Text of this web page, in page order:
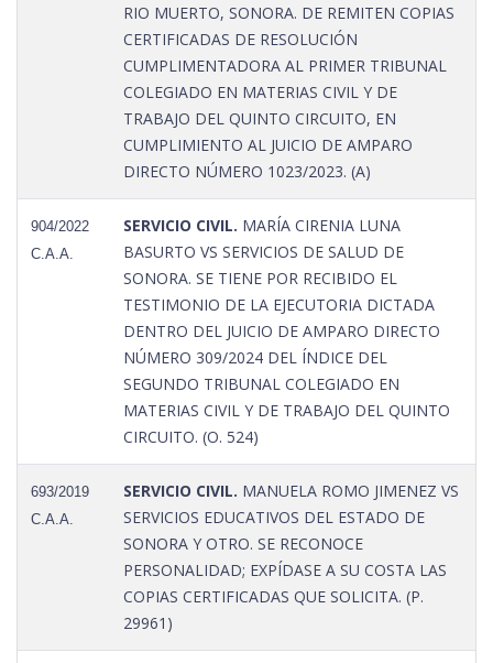
RIO MUERTO, SONORA. DE REMITEN COPIAS
CERTIFICADAS DE RESOLUCIÓN
CUMPLIMENTADORA AL PRIMER TRIBUNAL
COLEGIADO EN MATERIAS CIVIL Y DE
TRABAJO DEL QUINTO CIRCUITO, EN
CUMPLIMIENTO AL JUICIO DE AMPARO
DIRECTO NÚMERO 1023/2023. (A)
904/2022
C.A.A.
SERVICIO CIVIL. MARÍA CIRENIA LUNA
BASURTO VS SERVICIOS DE SALUD DE
SONORA. SE TIENE POR RECIBIDO EL
TESTIMONIO DE LA EJECUTORIA DICTADA
DENTRO DEL JUICIO DE AMPARO DIRECTO
NÚMERO 309/2024 DEL ÍNDICE DEL
SEGUNDO TRIBUNAL COLEGIADO EN
MATERIAS CIVIL Y DE TRABAJO DEL QUINTO
CIRCUITO. (O. 524)
693/2019
C.A.A.
SERVICIO CIVIL. MANUELA ROMO JIMENEZ VS
SERVICIOS EDUCATIVOS DEL ESTADO DE
SONORA Y OTRO. SE RECONOCE
PERSONALIDAD; EXPÍDASE A SU COSTA LAS
COPIAS CERTIFICADAS QUE SOLICITA. (P.
29961)